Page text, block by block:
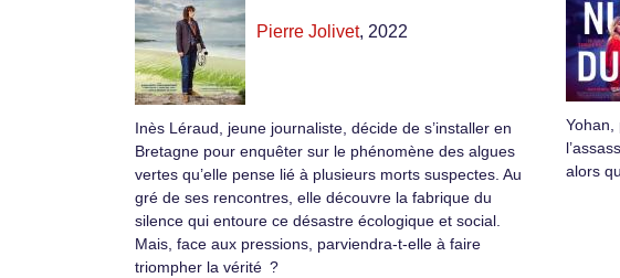
Pierre Jolivet, 2022
Inès Léraud, jeune journaliste, décide de s’installer en
Bretagne pour enquêter sur le phénomène des algues
vertes qu’elle pense lié à plusieurs morts suspectes. Au
gré de ses rencontres, elle découvre la fabrique du
silence qui entoure ce désastre écologique et social.
Mais, face aux pressions, parviendra-t-elle à faire
triompher la vérité ?
Yohan,
alors